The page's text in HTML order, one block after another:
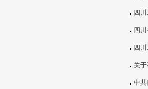
四
四
四
关
中